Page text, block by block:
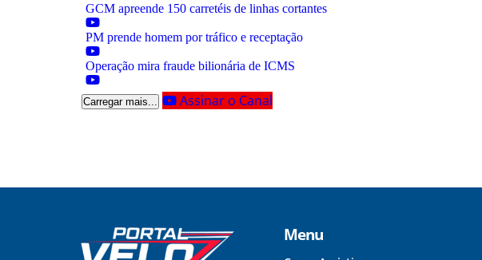
GCM apreende 150 carretéis de linhas cortantes
PM prende homem por tráfico e receptação
Operação mira fraude bilionária de ICMS
Carregar mais... Assinar o Canal
Menu